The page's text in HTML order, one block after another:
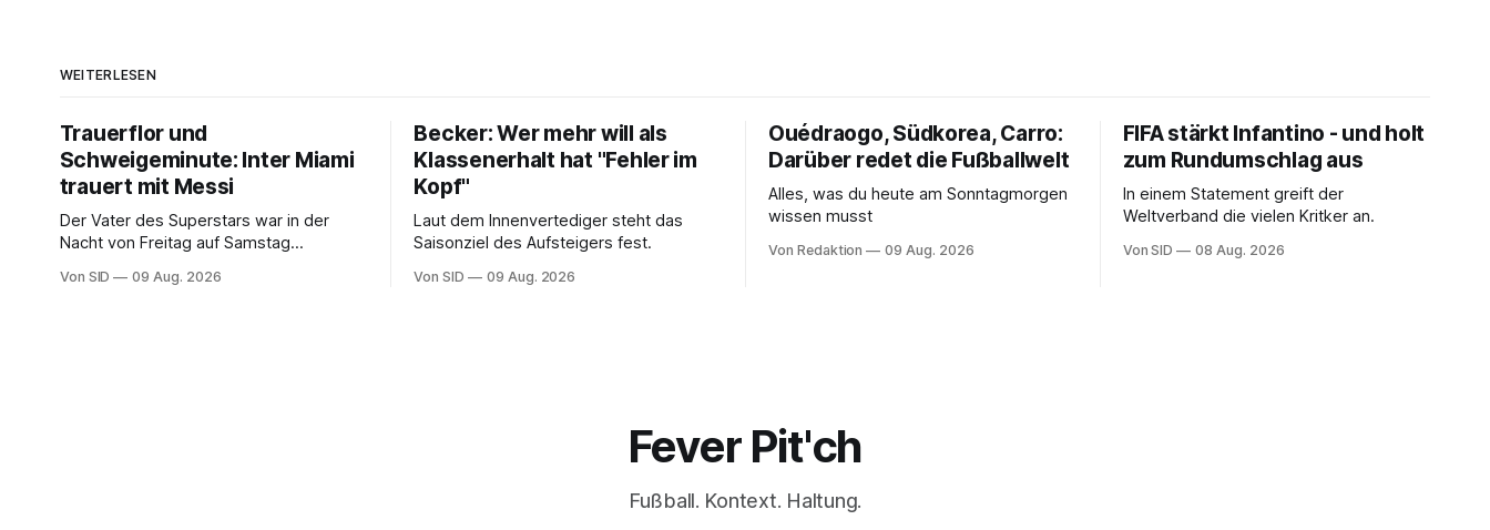
WEITERLESEN
Trauerflor und
Schweigeminute: Inter Miami
trauert mit Messi
Der Vater des Superstars war in der
Nacht von Freitag auf Samstag
Kapitän bei.
Von SID 09 Aug. 2026
Becker: Wer mehr will als
Klassenerhalt hat "Fehler im
Kopf"
Laut dem Innenvertediger steht das
Saisonziel des Aufsteigers fest.
Von SID 09 Aug. 2026
Ouédraogo, Südkorea, Carro:
Darüber redet die Fußballwelt
Alles, was du heute am Sonntagmorgen
wissen musst
Von Redaktion 09 Aug. 2026
FIFA stärkt Infantino - und holt
zum Rundumschlag aus
In einem Statement greift der
Weltverband die vielen Kritker an.
Von SID 08 Aug. 2026
Fever Pit'ch
Fußball. Kontext. Haltung.